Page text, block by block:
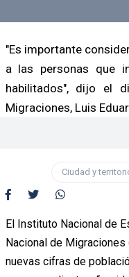
"Es importante
a las personas que
habilitados", dijo el
Migraciones, Luis
Ciudad y
El Instituto Nacional de
Nacional de Migraciones
nuevas cifras de